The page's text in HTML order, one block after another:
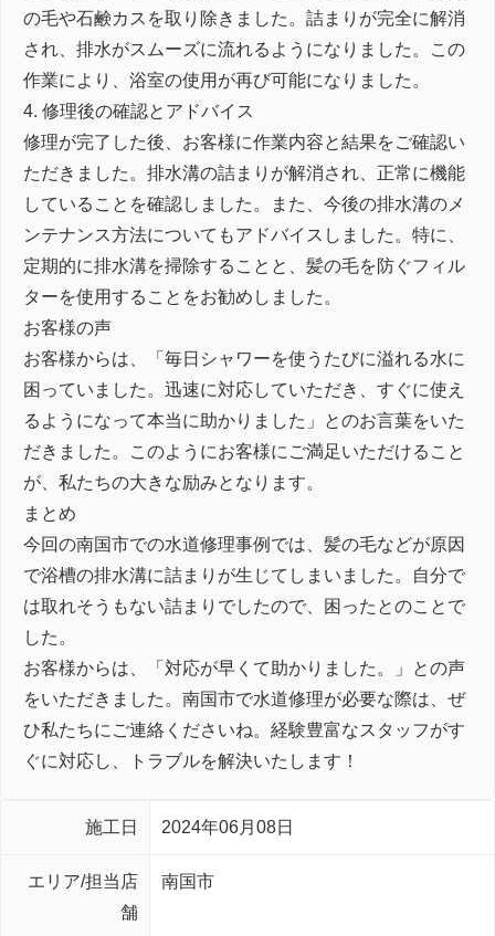
の毛や石鹸カスを取り除きました。詰まりが完全に解消
され、排水がスムーズに流れるようになりました。この
作業により、浴室の使用が再び可能になりました。
4. 修理後の確認とアドバイス
修理が完了した後、お客様に作業内容と結果をご確認い
ただきました。排水溝の詰まりが解消され、正常に機能
していることを確認しました。また、今後の排水溝のメ
ンテナンス方法についてもアドバイスしました。特に、
定期的に排水溝を掃除することと、髪の毛を防ぐフィル
ターを使用することをお勧めしました。
お客様の声
お客様からは、「毎日シャワーを使うたびに溢れる水に
困っていました。迅速に対応していただき、すぐに使え
るようになって本当に助かりました」とのお言葉をいた
だきました。このようにお客様にご満足いただけること
が、私たちの大きな励みとなります。
まとめ
今回の南国市での水道修理事例では、髪の毛などが原因
で浴槽の排水溝に詰まりが生じてしまいました。自分で
は取れそうもない詰まりでしたので、困ったとのことで
した。
お客様からは、「対応が早くて助かりました。」との声
をいただきました。南国市で水道修理が必要な際は、ぜ
ひ私たちにご連絡くださいね。経験豊富なスタッフがす
ぐに対応し、トラブルを解決いたします！
施工日 2024年06月08日
エリア/担当店
舗
南国市